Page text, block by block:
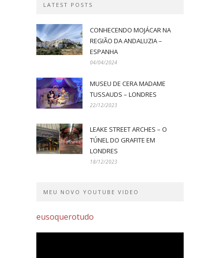
LATEST POSTS
CONHECENDO MOJÁCAR NA
REGIÃO DA ANDALUZIA –
ESPANHA
04/04/2024
MUSEU DE CERA MADAME
TUSSAUDS – LONDRES
22/12/2023
LEAKE STREET ARCHES – O
TÚNEL DO GRAFITE EM
LONDRES
18/12/2023
MEU NOVO YOUTUBE VIDEO
eusoquerotudo